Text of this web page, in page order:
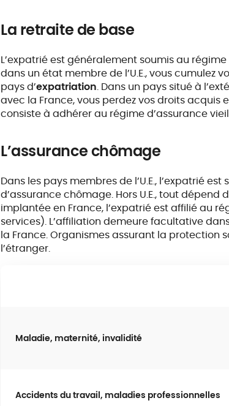
La retraite de base
L’expatrié est généralement soumis au
dans un état membre de l’U.E., vous cumulez
pays d’expatriation. Dans un pays situé à
avec la France, vous perdez vos droits acquis
consiste à adhérer au régime d’assurance
L’assurance chômage
Dans les pays membres de l’U.E., l’expatrié
d’assurance chômage. Hors U.E., tout dépend
implantée en France, l’expatrié est affilié au
services). L’affiliation demeure facultative
la France. Organismes assurant la protection
l’étranger.
Maladie, maternité, invalidité
Accidents du travail, maladies professionnelles